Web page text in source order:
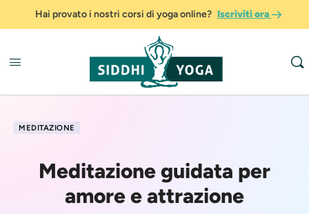
Hai provato i nostri corsi di yoga online? Iscriviti ora
MEDITAZIONE
Meditazione guidata per
amore e attrazione